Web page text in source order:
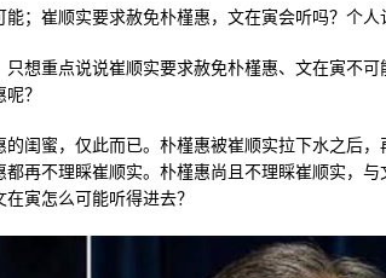
；崔顺实要求赦免朴槿惠，文在寅会听吗？个人
想重点说说崔顺实要求赦免朴槿惠、文在寅不可
？
闺蜜，仅此而已。朴槿惠被崔顺实拉下水之后，
再不理睬崔顺实。朴槿惠尚且不理睬崔顺实，与
寅怎么可能听得进去？